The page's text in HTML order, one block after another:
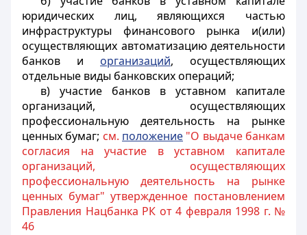
юридических лиц, являющихся частью
инфраструктуры финансового рынка и(или)
осуществляющих автоматизацию деятельности
банков и организаций, осуществляющих
отдельные виды банковских операций;
в) участие банков в уставном капитале
организаций, осуществляющих
профессиональную деятельность на рынке
ценных бумаг; см. положение "О выдаче банкам
согласия на участие в уставном капитале
организаций, осуществляющих
профессиональную деятельность на рынке
ценных бумаг" утвержденное постановлением
Правления Нацбанка РК от 4 февраля 1998 г. №
46